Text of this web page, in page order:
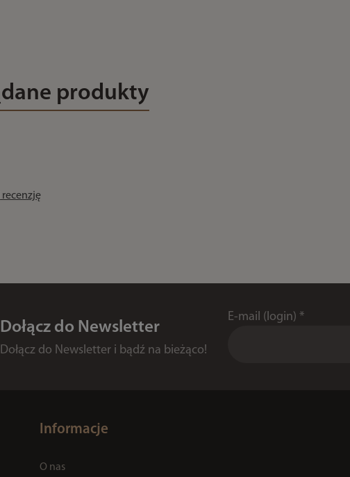
produkty
recenzję
Dołącz do Newsletter
Dołącz do Newsletter i bądź na bieżąco!
E-mail (login) *
Informacje
O nas